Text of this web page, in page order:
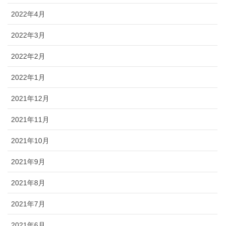
2022年4月
2022年3月
2022年2月
2022年1月
2021年12月
2021年11月
2021年10月
2021年9月
2021年8月
2021年7月